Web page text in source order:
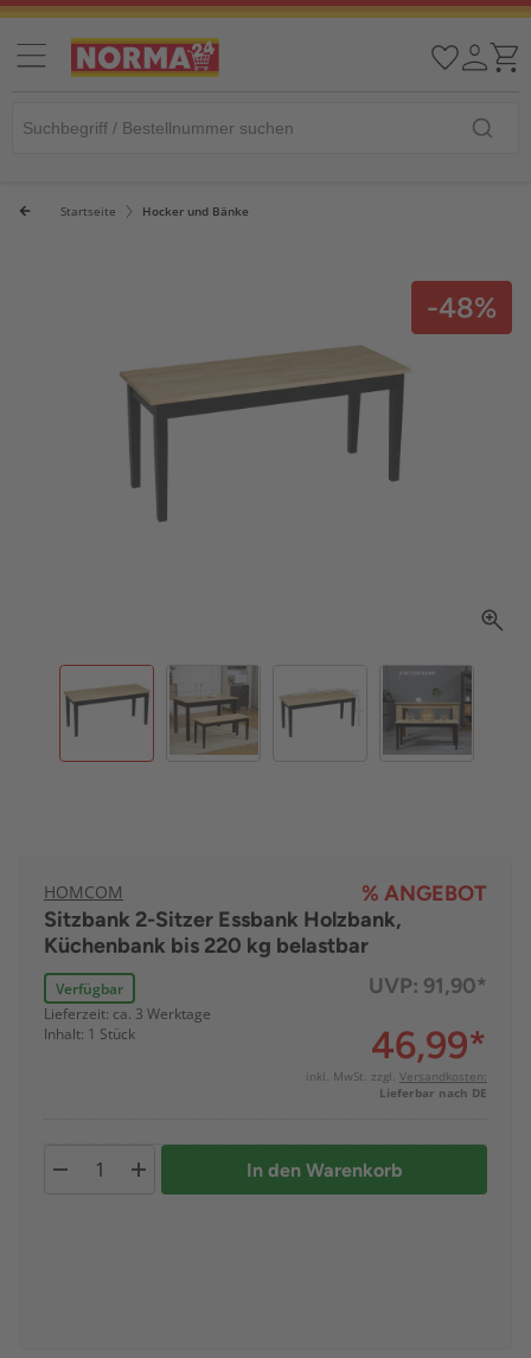
Startseite Hocker und Bänke
-48%
HOMCOM
% ANGEBOT
Sitzbank 2-Sitzer Essbank Holzbank,
Küchenbank bis 220 kg belastbar
Verfügbar
Lieferzeit: ca. 3 Werktage
Inhalt: 1 Stück
UVP: 91,90*
46,99*
inkl. MwSt. zzgl. Versandkosten:
Lieferbar nach DE
In den Warenkorb